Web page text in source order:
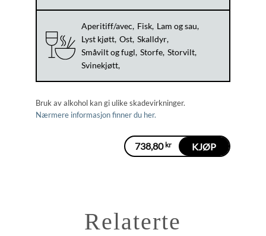
Aperitiff/avec Fisk Lam og sau
Lyst kjøtt Ost Skalldyr
Småvilt og fugl Storfe Storvilt
Svinekjøtt
Bruk av alkohol kan gi ulike skadevirkninger.
Nærmere informasjon finner du her.
738,80 kr KJØP
Relaterte